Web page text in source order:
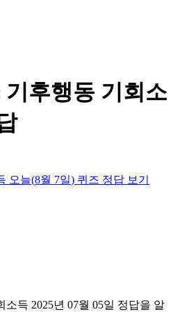
후행동 기회소
오늘(8월 7일) 퀴즈 정답 보기
득 2025년 07월 05일 정답을 알